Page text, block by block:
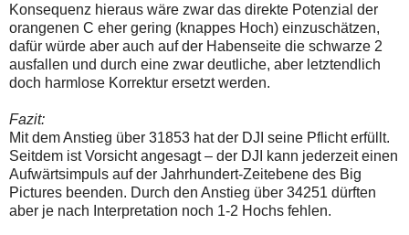
Konsequenz hieraus wäre zwar das direkte Potenzial der
orangenen C eher gering (knappes Hoch) einzuschätzen,
dafür würde aber auch auf der Habenseite die schwarze 2
ausfallen und durch eine zwar deutliche, aber letztendlich
doch harmlose Korrektur ersetzt werden.
Fazit:
Mit dem Anstieg über 31853 hat der DJI seine Pflicht erfüllt.
Seitdem ist Vorsicht angesagt – der DJI kann jederzeit einen
Aufwärtsimpuls auf der Jahrhundert-Zeitebene des Big
Pictures beenden. Durch den Anstieg über 34251 dürften
aber je nach Interpretation noch 1-2 Hochs fehlen.